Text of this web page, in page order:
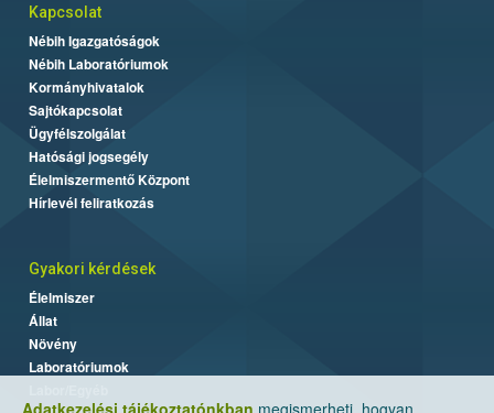
Adatkezelési tájékoztatónkban megismerheti, hogyan
Kapcsolat
Nébih Igazgatóságok
Nébih Laboratóriumok
Kormányhivatalok
Sajtókapcsolat
Ügyfélszolgálat
Hatósági jogsegély
Élelmiszermentő Központ
Hírlevél feliratkozás
Gyakori kérdések
Élelmiszer
Állat
Növény
Laboratóriumok